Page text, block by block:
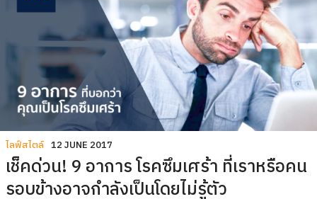
ไลฟ์สไตล์ 12 JUNE 2017
เช็คด่วน! 9 อาการ โรคซึมเศร้า ที่เราหรือคน
รอบข้างอาจกำลังเป็นโดยไม่รู้ตัว